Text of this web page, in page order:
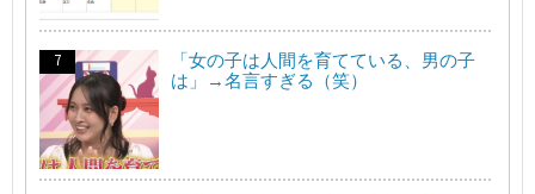
「女の子は人間を育てている、男の子
は」→名言すぎる（笑）